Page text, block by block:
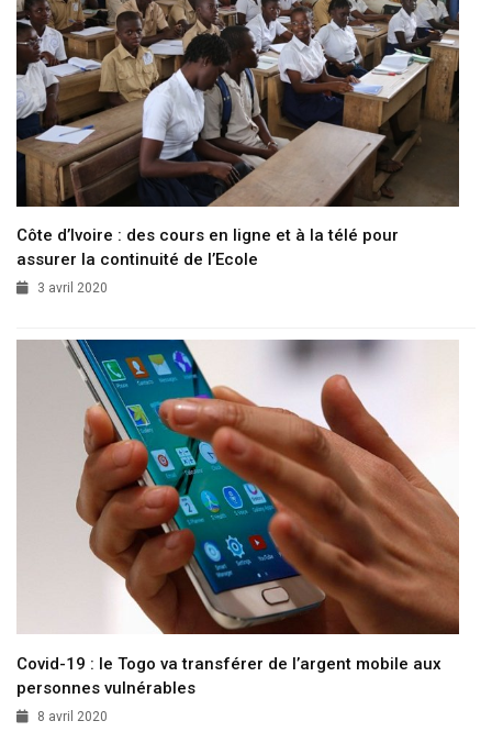
Côte d’Ivoire : des cours en ligne et à la télé pour
assurer la continuité de l’Ecole
3 avril 2020
Covid-19 : le Togo va transférer de l’argent mobile aux
personnes vulnérables
8 avril 2020